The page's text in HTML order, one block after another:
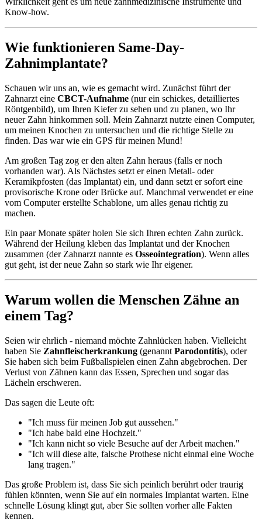
Know-how.
Wie funktionieren Same-Day-
Zahnimplantate?
Schauen wir uns an, wie es gemacht wird. Zunächst führt der
Zahnarzt eine CBCT-Aufnahme (nur ein schickes, detailliertes
Röntgenbild), um Ihren Kiefer zu sehen und zu planen, wo Ihr
neuer Zahn hinkommen soll. Mein Zahnarzt nutzte einen Computer,
um meinen Knochen zu untersuchen und die richtige Stelle zu
finden. Das war wie ein GPS für meinen Mund!
Am großen Tag zog er den alten Zahn heraus (falls er noch
vorhanden war). Als Nächstes setzt er einen Metall- oder
Keramikpfosten (das Implantat) ein, und dann setzt er sofort eine
provisorische Krone oder Brücke auf. Manchmal verwendet er eine
vom Computer erstellte Schablone, um alles genau richtig zu
machen.
Ein paar Monate später holen Sie sich Ihren echten Zahn zurück.
Während der Heilung kleben das Implantat und der Knochen
zusammen (der Zahnarzt nannte es Osseointegration). Wenn alles
gut geht, ist der neue Zahn so stark wie Ihr eigener.
Warum wollen die Menschen Zähne an
einem Tag?
Seien wir ehrlich - niemand möchte Zahnlücken haben. Vielleicht
haben Sie Zahnfleischerkrankung (genannt Parodontitis), oder
Sie haben sich beim Fußballspielen einen Zahn abgebrochen. Der
Verlust von Zähnen kann das Essen, Sprechen und sogar das
Lächeln erschweren.
Das sagen die Leute oft:
"Ich muss für meinen Job gut aussehen."
"Ich habe bald eine Hochzeit."
"Ich kann nicht so viele Besuche auf der Arbeit machen."
"Ich will diese alte, falsche Prothese nicht einmal eine Woche
lang tragen."
Das große Problem ist, dass Sie sich peinlich berührt oder traurig
fühlen könnten, wenn Sie auf ein normales Implantat warten. Eine
schnelle Lösung klingt gut, aber Sie sollten vorher alle Fakten
kennen.